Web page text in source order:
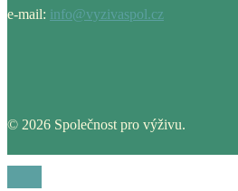
e-mail: info@vyzivaspol.cz
© 2026 Společnost pro výživu.